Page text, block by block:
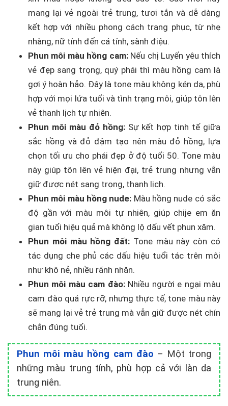
mang lại vẻ ngoài trẻ trung, tươi tắn và dễ dàng
kết hợp với nhiều phong cách trang phục, từ nhẹ
nhàng, nữ tính đến cá tính, sành điệu.
Phun môi màu hồng cam:Nếu chị Luyến yêu thích
vẻ đẹp sang trọng, quý phái thì màu hồng cam là
gợi ý hoàn hảo. Đây là tone màu không kén da, phù
hợp với mọi lứa tuổi và tình trạng môi, giúp tôn lên
vẻ thanh lịch tự nhiên.
Phun môi màu đỏ hồng:Sự kết hợp tinh tế giữa
sắc hồng và đỏ đậm tạo nên màu đỏ hồng, lựa
chọn tối ưu cho phái đẹp ở độ tuổi 50. Tone màu
này giúp tôn lên vẻ hiện đại, trẻ trung nhưng vẫn
giữ được nét sang trọng, thanh lịch.
Phun môi màu hồng nude: Màu hồng nude có sắc
độ gần với màu môi tự nhiên, giúp chije em ăn
gian tuổi hiệu quả mà không lộ dấu vết phun xăm.
Phun môi màu hồng đất: Tone màu này còn có
tác dụng che phủ các dấu hiệu tuổi tác trên môi
như khô nẻ, nhiều rãnh nhăn.
Phun môi màu cam đào:Nhiều người e ngại màu
cam đào quá rực rỡ, nhưng thực tế, tone màu này
sẽ mang lại vẻ trẻ trung mà vẫn giữ được nét chín
chắn đúng tuổi.
Phun môi màu hồng cam đào – Một trong
những màu trung tính, phù hợp cả với làn da
trung niên.